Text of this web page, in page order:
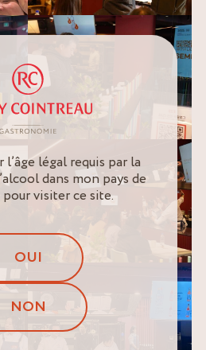
légal requis par la
dans mon pays de
visiter ce site.
OUI
NON